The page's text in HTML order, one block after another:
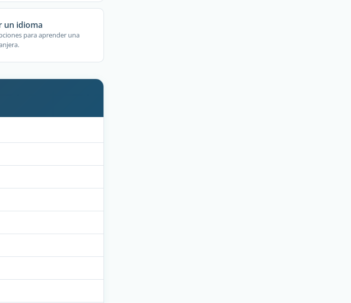
un idioma
para aprender una